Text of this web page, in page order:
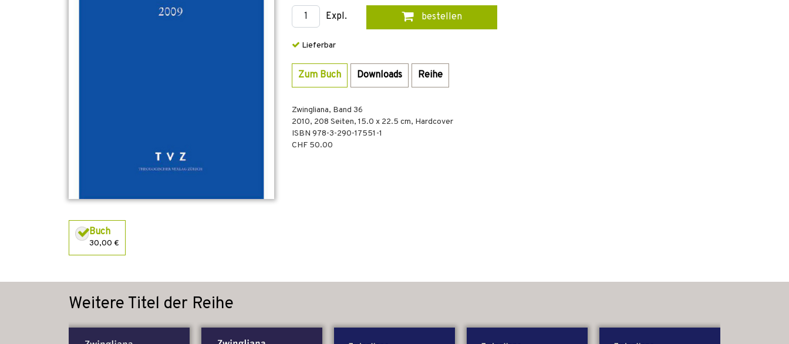
Buch
30,00 €
Expl. bestellen
Lieferbar
Zum Buch Downloads Reihe
Zwingliana, Band 36
2010, 208 Seiten, 15.0 x 22.5 cm, Hardcover
ISBN 978-3-290-17551-1
CHF 50.00
Weitere Titel der Reihe